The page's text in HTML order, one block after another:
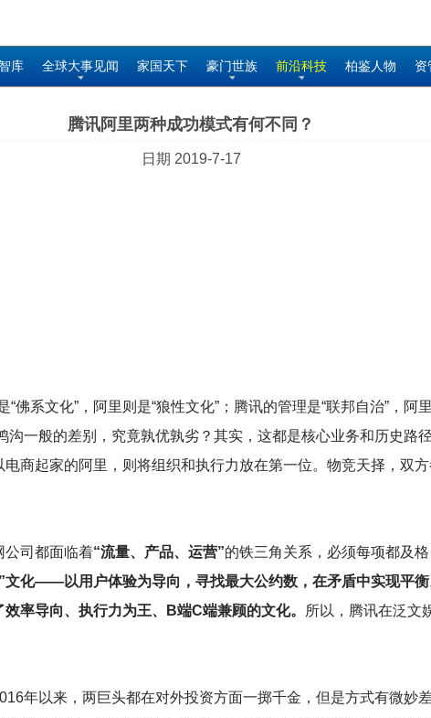
库 全球大事见闻 家国天下 豪门世族 前沿科技 柏鉴人物 资
腾讯阿里两种成功模式有何不同？
日期 2019-7-17
“佛系文化”，阿里则是“狼性文化”；腾讯的管理是“联邦自治”，阿
沟一般的差别，究竟孰优孰劣？其实，这都是核心业务和历史路
商起家的阿里，则将组织和执行力放在第一位。物竞天择，双
公司都面临着“流量、产品、运营”的铁三角关系，必须每项都及格
文化——以用户体验为导向，寻找最大公约数，在矛盾中实现平
率导向、执行力为王、B端C端兼顾的文化。
所以，腾讯在泛文
年以来，两巨头都在对外投资方面一掷千金，但是方式有微妙